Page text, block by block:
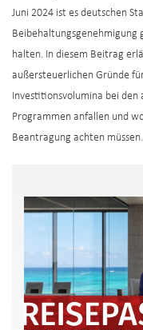
Juni 2024 ist es deutschen
halten. In diesem Beitrag
außersteuerlichen Gründe
Investitionsvolumina bei
Programmen anfallen und
Beantragung achten müssen.